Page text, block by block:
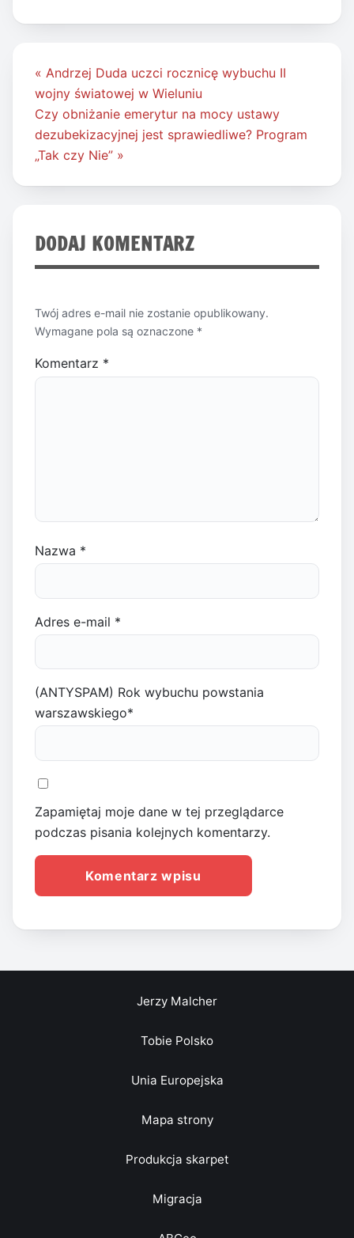
Nawigacja
wpisu
« Andrzej Duda uczci rocznicę wybuchu II
wojny światowej w Wieluniu
Czy obniżanie emerytur na mocy ustawy
dezubekizacyjnej jest sprawiedliwe? Program
„Tak czy Nie” »
DODAJ KOMENTARZ
Twój adres e-mail nie zostanie opublikowany.
Wymagane pola są oznaczone *
Komentarz *
Nazwa *
Adres e-mail *
(ANTYSPAM) Rok wybuchu powstania
warszawskiego*
Zapamiętaj moje dane w tej przeglądarce
podczas pisania kolejnych komentarzy.
Jerzy Malcher
Tobie Polsko
Unia Europejska
Mapa strony
Produkcja skarpet
Migracja